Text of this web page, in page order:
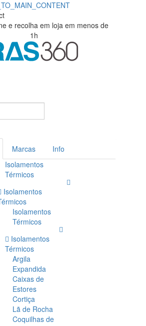
e recolha em loja em menos de
1h
Marcas
Info
Isolamentos
Térmicos
Isolamentos
Isolamentos
Térmicos
Isolamentos
Térmicos
Argila
Expandida
Caixas de
Estores
Cortiça
Lã de Rocha
Coquilhas de